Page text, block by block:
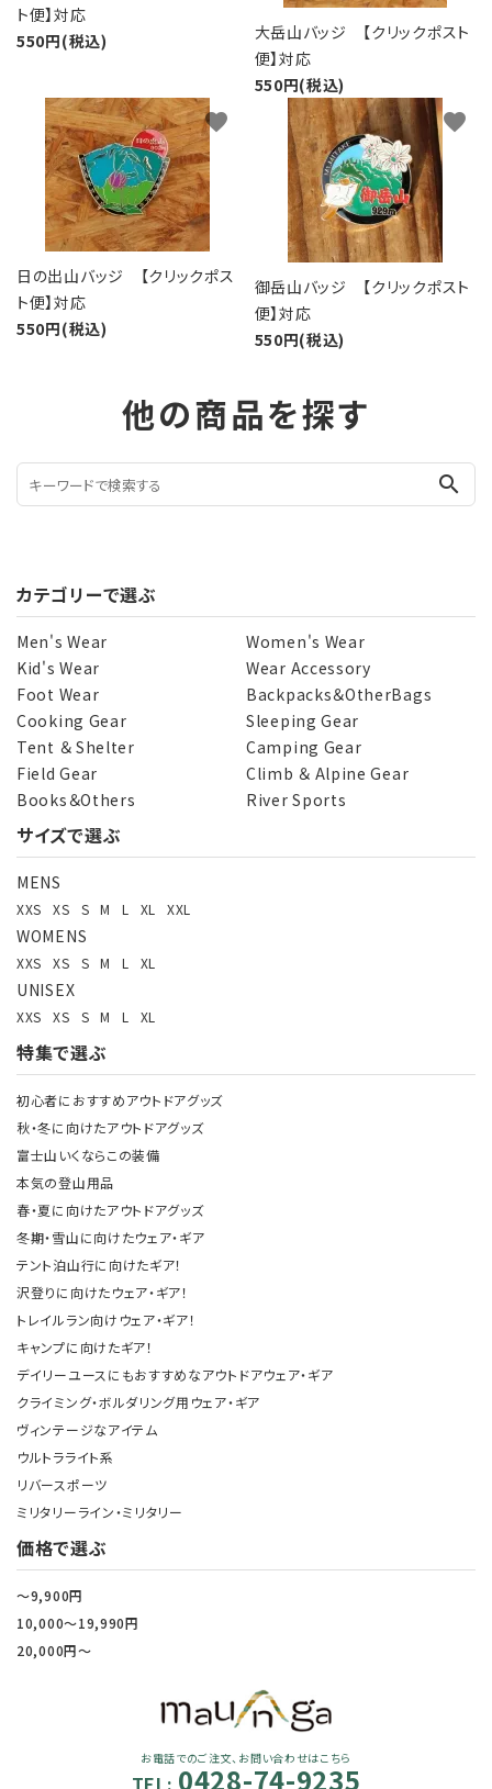
ト便】対応
550円(税込)
大岳山バッジ 【クリックポスト
便】対応
550円(税込)
日の出山バッジ 【クリックポス
ト便】対応
550円(税込)
favorite
御岳山バッジ 【クリックポスト
便】対応
550円(税込)
favorite
他の商品を探す
search
カテゴリーで選ぶ
Men's Wear
Women's Wear
Kid's Wear
Wear Accessory
Foot Wear
Backpacks＆OtherBags
Cooking Gear
Sleeping Gear
Tent ＆ Shelter
Camping Gear
Field Gear
Climb ＆ Alpine Gear
Books＆Others
River Sports
サイズで選ぶ
MENS
XXS XS S M L XL XXL
WOMENS
XXS XS S M L XL
UNISEX
XXS XS S M L XL
特集で選ぶ
初心者におすすめアウトドアグッズ
秋・冬に向けたアウトドアグッズ
富士山いくならこの装備
本気の登山用品
春・夏に向けたアウトドアグッズ
冬期・雪山に向けたウェア・ギア
テント泊山行に向けたギア！
沢登りに向けたウェア・ギア！
トレイルラン向けウェア・ギア！
キャンプに向けたギア！
デイリーユースにもおすすめなアウトドアウェア・ギア
クライミング・ボルダリング用ウェア・ギア
ヴィンテージなアイテム
ウルトラライト系
リバースポーツ
ミリタリーライン・ミリタリー
価格で選ぶ
～9,900円
10,000～19,990円
20,000円～
お電話でのご注文、お問い合わせはこちら
0428-74-9235